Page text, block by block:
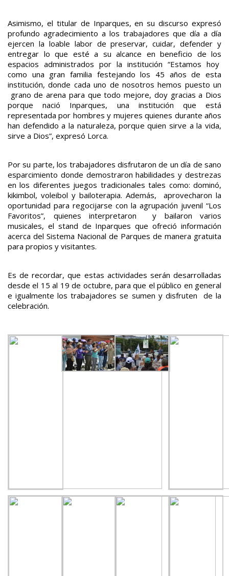
Asimismo, el titular de Inparques, en su discurso expresó
profundo agradecimiento a los trabajadores que día a día
ejercen la loable labor de preservar, cuidar, defender y
entregar lo que esté a su alcance en beneficio de los
espacios administrados por la institución “Estamos hoy
como una gran familia festejando los 45 años de esta
institución, donde cada uno de nosotros hemos puesto un
grano de arena para que todo mejore, doy gracias a Dios
porque nació Inparques, una institución que está
representada por hombres y mujeres quienes durante años
han defendido a la naturaleza, porque quien sirve a la vida,
sirve a Dios”, expresó Lorca.
Por su parte, los trabajadores disfrutaron de un día de sano
esparcimiento donde demostraron habilidades y destrezas
en los diferentes juegos tradicionales tales como: dominó,
kikimbol, voleibol y bailoterapia. Además, aprovecharon la
oportunidad para regocijarse con la agrupación juvenil “Los
Favoritos”, quienes interpretaron y bailaron varios
musicales, el stand de Inparques que ofreció información
acerca del Sistema Nacional de Parques de manera gratuita
para propios y visitantes.
Es de recordar, que estas actividades serán desarrolladas
desde el 15 al 19 de octubre, para que el público en general
e igualmente los trabajadores se sumen y disfruten de la
celebración.